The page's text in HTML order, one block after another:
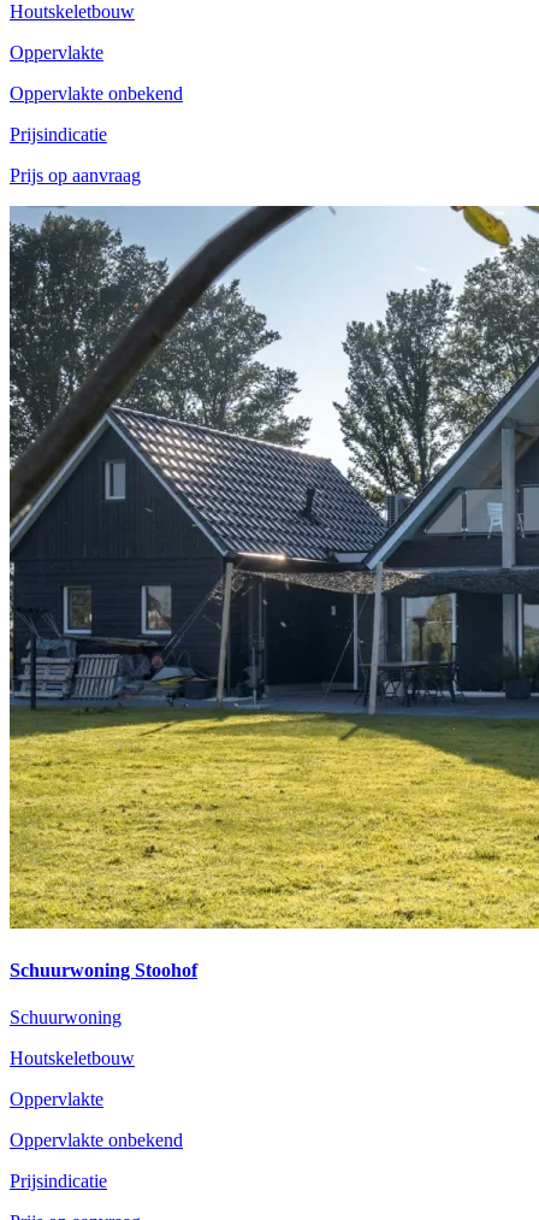
Houtskeletbouw
Oppervlakte
Oppervlakte onbekend
Prijsindicatie
Prijs op aanvraag
Schuurwoning Stoohof
Schuurwoning
Houtskeletbouw
Oppervlakte
Oppervlakte onbekend
Prijsindicatie